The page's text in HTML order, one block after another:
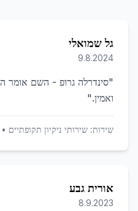
גל שמואלי
9.8.2024
"סינדרלה גרופ - השם אומר
ואמין."
שירות: שירותי ניקיון תקופתיים •
אורית גבע
8.9.2023